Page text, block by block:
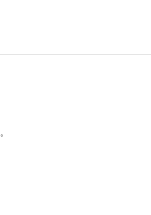
い…書き進めて行きたいと想います。